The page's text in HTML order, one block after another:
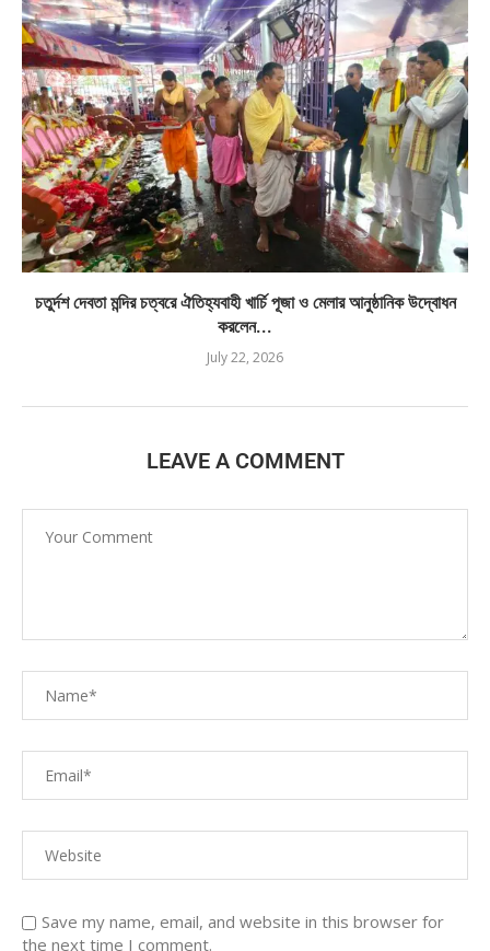
চতুর্দশ দেবতা মন্দির চত্বরে ঐতিহ্যবাহী খার্চি পূজা ও মেলার আনুষ্ঠানিক উদ্বোধন
করলেন...
July 22, 2026
LEAVE A COMMENT
Save my name, email, and website in this browser for
the next time I comment.